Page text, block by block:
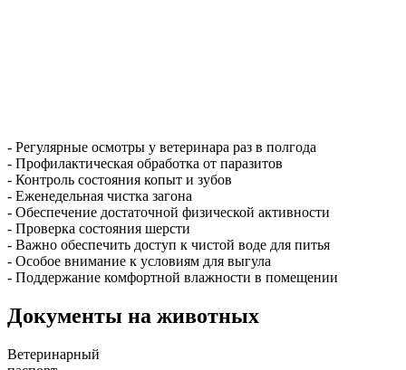
- Регулярные осмотры у ветеринара раз в полгода
- Профилактическая обработка от паразитов
- Контроль состояния копыт и зубов
- Еженедельная чистка загона
- Обеспечение достаточной физической активности
- Проверка состояния шерсти
- Важно обеспечить доступ к чистой воде для питья
- Особое внимание к условиям для выгула
- Поддержание комфортной влажности в помещении
Документы на животных
Ветеринарный